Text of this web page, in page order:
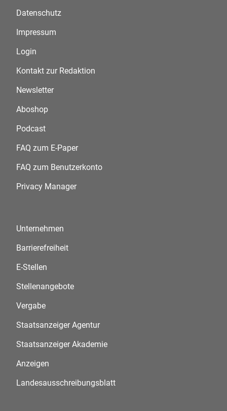
Datenschutz
Impressum
Login
Kontakt zur Redaktion
Newsletter
Aboshop
Podcast
FAQ zum E-Paper
FAQ zum Benutzerkonto
Privacy Manager
Unternehmen
Barrierefreiheit
E-Stellen
Stellenangebote
Vergabe
Staatsanzeiger Agentur
Staatsanzeiger Akademie
Anzeigen
Landesausschreibungsblatt